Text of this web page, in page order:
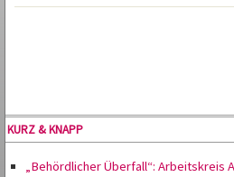
KURZ & KNAPP
„Behördlicher Überfall“: Arbeitskreis